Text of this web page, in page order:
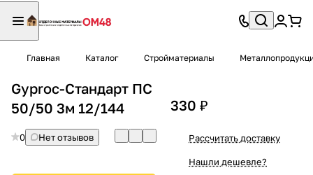
Главная Каталог Стройматериалы
Gyproc-Стандарт ПС
50/50 3м 12/144
0 Нет отзывов
330 ₽
Рассчитать доставку
Нашли дешевле?